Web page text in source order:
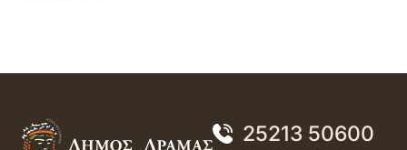
25213 50600